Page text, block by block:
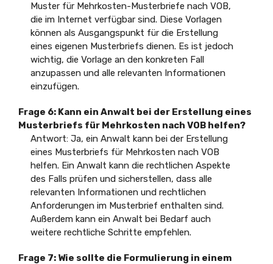
Muster für Mehrkosten-Musterbriefe nach VOB,
die im Internet verfügbar sind. Diese Vorlagen
können als Ausgangspunkt für die Erstellung
eines eigenen Musterbriefs dienen. Es ist jedoch
wichtig, die Vorlage an den konkreten Fall
anzupassen und alle relevanten Informationen
einzufügen.
Frage 6: Kann ein Anwalt bei der Erstellung eines
Musterbriefs für Mehrkosten nach VOB helfen?
Antwort: Ja, ein Anwalt kann bei der Erstellung
eines Musterbriefs für Mehrkosten nach VOB
helfen. Ein Anwalt kann die rechtlichen Aspekte
des Falls prüfen und sicherstellen, dass alle
relevanten Informationen und rechtlichen
Anforderungen im Musterbrief enthalten sind.
Außerdem kann ein Anwalt bei Bedarf auch
weitere rechtliche Schritte empfehlen.
Frage 7: Wie sollte die Formulierung in einem